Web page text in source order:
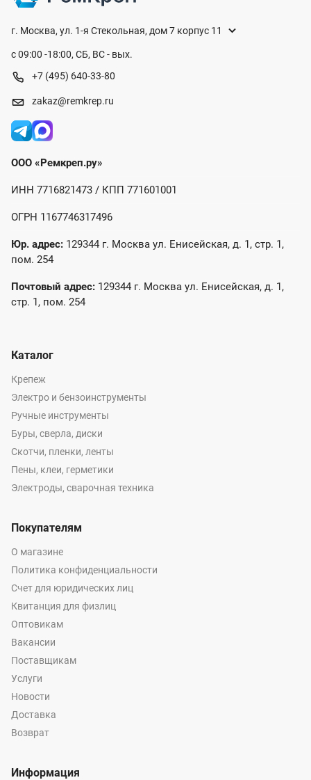
г. Москва, ул. 1-я Стекольная, дом 7 корпус 11
с 09:00 -18:00, СБ, ВС - вых.
+7 (495) 640-33-80
zakaz@remkrep.ru
ООО «Ремкреп.ру»
ИНН 7716821473 / КПП 771601001
ОГРН 1167746317496
Юр. адрес: 129344 г. Москва ул. Енисейская, д. 1, стр. 1,
пом. 254
Почтовый адрес: 129344 г. Москва ул. Енисейская, д. 1,
стр. 1, пом. 254
Каталог
Крепеж
Электро и бензоинструменты
Ручные инструменты
Буры, сверла, диски
Скотчи, пленки, ленты
Пены, клеи, герметики
Электроды, сварочная техника
Покупателям
О магазине
Политика конфиденциальности
Счет для юридических лиц
Квитанция для физлиц
Оптовикам
Вакансии
Поставщикам
Услуги
Новости
Доставка
Возврат
Информация